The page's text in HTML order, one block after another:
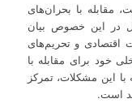
با بحران‌های
در این خصوص بیان
و تحریم‌های
خود برای مقابله با
با این مشکلات، تمرکز
است.